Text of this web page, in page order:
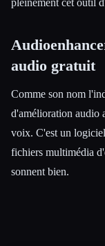
Esc
audio gratuit
Comme son nom
d'amélioration audio
voix. C'est un
fichiers multimédia
sonnent bien.